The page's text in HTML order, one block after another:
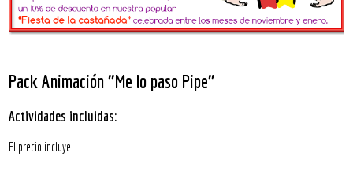
Pack Animación "Me lo paso Pipe"
Actividades incluidas:
El precio incluye: